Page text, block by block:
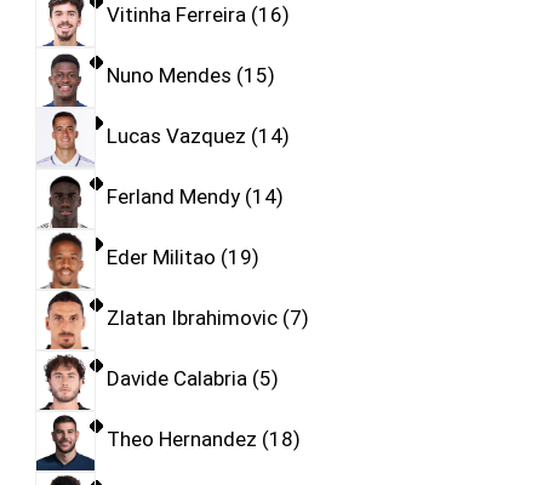
Vitinha Ferreira 16
Nuno Mendes 15
Lucas Vazquez 14
Ferland Mendy 14
Eder Militao 19
Zlatan Ibrahimovic 7
Davide Calabria 5
Theo Hernandez 18